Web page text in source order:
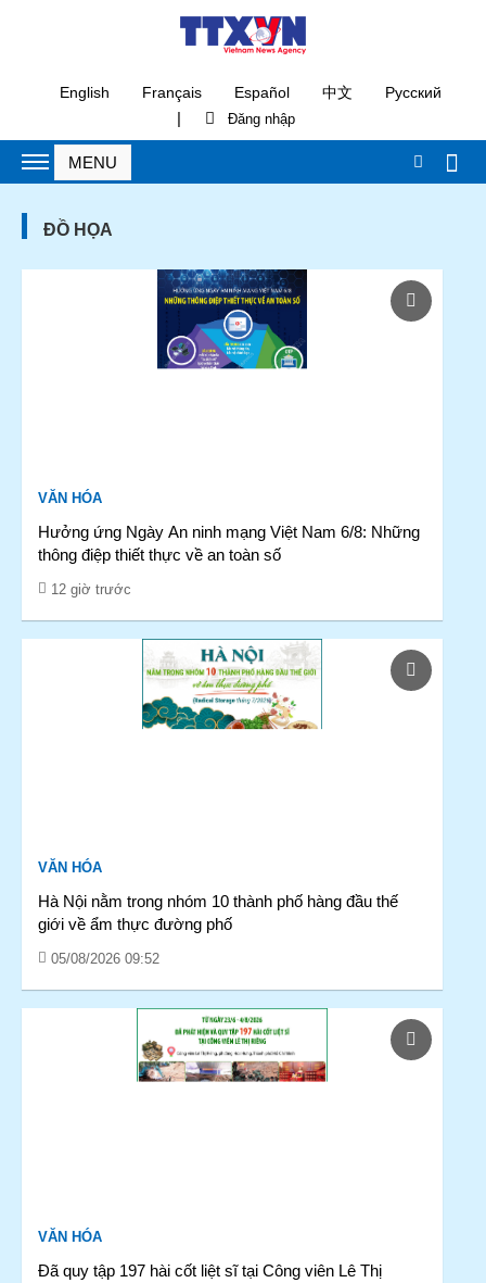
English Français Español 中文 Русский
|
ĐỒ HỌA
VĂN HÓA
Hưởng ứng Ngày An ninh mạng Việt Nam 6/8: Những
thông điệp thiết thực về an toàn số
12 giờ trước
VĂN HÓA
Hà Nội nằm trong nhóm 10 thành phố hàng đầu thế
giới về ẩm thực đường phố
05/08/2026 09:52
VĂN HÓA
Đã quy tập 197 hài cốt liệt sĩ tại Công viên Lê Thị